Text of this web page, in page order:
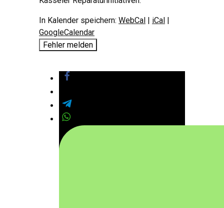
In Kalender speichern: WebCal | iCal |
GoogleCalendar
Fehler melden